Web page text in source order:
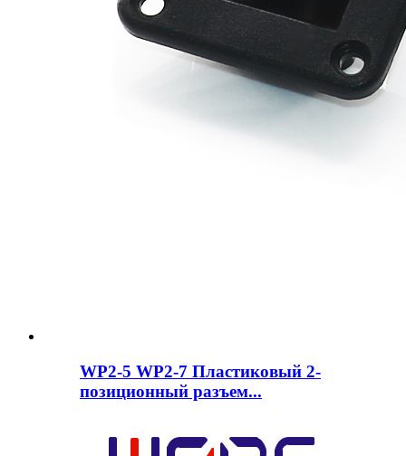
WP2-5 WP2-7 Пластиковый 2-
позиционный разъем...